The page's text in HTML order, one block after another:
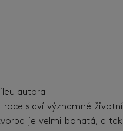
autora
slaví významné životní
je velmi bohatá, a tak